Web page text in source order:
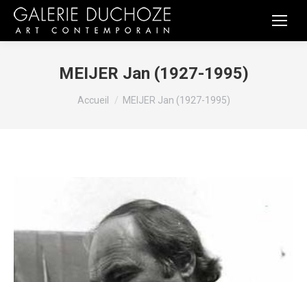
MEIJER Jan (1927-1995)
Vous êtes ici :
Accueil MEIJER Jan (1927-1995)